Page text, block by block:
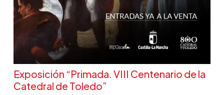
Exposición “Primada. VIII Centenario de la
Catedral de Toledo”